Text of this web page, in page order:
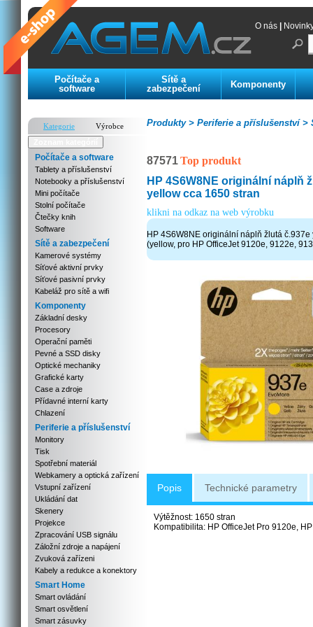
O nás
Počítače a
software
Sítě a
zabezpečení
Komponenty
Kategorie
Výrobce
Počítače a software
Tablety a příslušenství
Notebooky a příslušenství
Mini počítače
Stolní počítače
Čtečky knih
Software
Sítě a zabezpečení
Kamerové systémy
Síťové aktivní prvky
Síťové pasivní prvky
Kabeláž pro sítě a wifi
Komponenty
Základní desky
Procesory
Operační paměti
Pevné a SSD disky
Optické mechaniky
Grafické karty
Case a zdroje
Přídavné interní karty
Chlazení
Periferie a příslušenství
Monitory
Tisk
Spotřební materiál
Webkamery a optická zařízení
Vstupní zařízení
Ukládání dat
Skenery
Projekce
Zpracování USB signálu
Záložní zdroje a napájení
Zvuková zařízeni
Kabely a redukce a konektory
Smart Home
Smart ovládání
Smart osvětlení
Smart zásuvky
Periferie a příslušenství >
Produkty >
87571Top produkt
HP 4S6W8NE originální náplň
yellow cca 1650 stran
klikni na odkaz na web výrobku
HP 4S6W8NE originální náplň žlutá
(yellow, pro HP OfficeJet 9120e, 9122e,
Popis Technické parametry
Výtěžnost: 1650 stran
Kompatibilita: HP OfficeJet Pro 9120e,